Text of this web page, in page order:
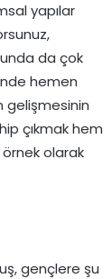
yapılar
da çok
hemen
gelişmesinin
çıkmak hem
olarak
gençlere şu